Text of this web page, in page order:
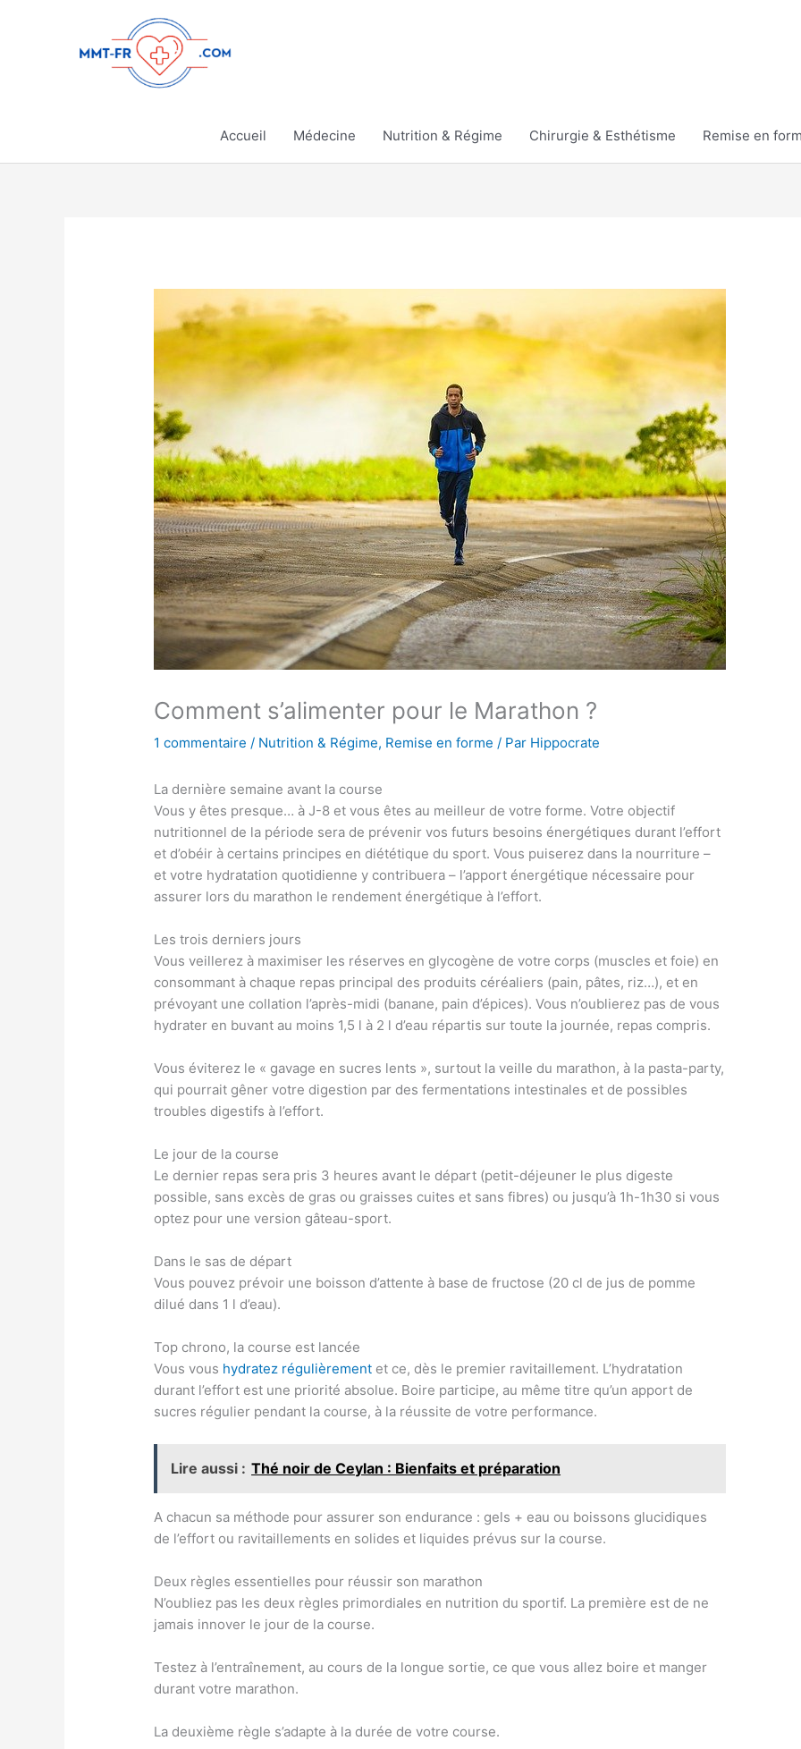
Accueil Médecine Nutrition & Régime Chirurgie & Esthétisme Remise en
Comment s’alimenter pour le Marathon ?
1 commentaire / Nutrition & Régime, Remise en forme / Par Hippocrate
La dernière semaine avant la course
Vous y êtes presque… à J-8 et vous êtes au meilleur de votre forme. Votre objectif
nutritionnel de la période sera de prévenir vos futurs besoins énergétiques durant l’effort
et d’obéir à certains principes en diététique du sport. Vous puiserez dans la nourriture –
et votre hydratation quotidienne y contribuera – l’apport énergétique nécessaire pour
assurer lors du marathon le rendement énergétique à l’effort.
Les trois derniers jours
Vous veillerez à maximiser les réserves en glycogène de votre corps (muscles et foie) en
consommant à chaque repas principal des produits céréaliers (pain, pâtes, riz…), et en
prévoyant une collation l’après-midi (banane, pain d’épices). Vous n’oublierez pas de vous
hydrater en buvant au moins 1,5 l à 2 l d’eau répartis sur toute la journée, repas compris.
Vous éviterez le « gavage en sucres lents », surtout la veille du marathon, à la pasta-party,
qui pourrait gêner votre digestion par des fermentations intestinales et de possibles
troubles digestifs à l’effort.
Le jour de la course
Le dernier repas sera pris 3 heures avant le départ (petit-déjeuner le plus digeste
possible, sans excès de gras ou graisses cuites et sans fibres) ou jusqu’à 1h-1h30 si vous
optez pour une version gâteau-sport.
Dans le sas de départ
Vous pouvez prévoir une boisson d’attente à base de fructose (20 cl de jus de pomme
dilué dans 1 l d’eau).
Top chrono, la course est lancée
Vous vous hydratez régulièrement et ce, dès le premier ravitaillement. L’hydratation
durant l’effort est une priorité absolue. Boire participe, au même titre qu’un apport de
sucres régulier pendant la course, à la réussite de votre performance.
Lire aussi : Thé noir de Ceylan : Bienfaits et préparation
A chacun sa méthode pour assurer son endurance : gels + eau ou boissons glucidiques
de l’effort ou ravitaillements en solides et liquides prévus sur la course.
Deux règles essentielles pour réussir son marathon
N’oubliez pas les deux règles primordiales en nutrition du sportif. La première est de ne
jamais innover le jour de la course.
Testez à l’entraînement, au cours de la longue sortie, ce que vous allez boire et manger
durant votre marathon.
La deuxième règle s’adapte à la durée de votre course.